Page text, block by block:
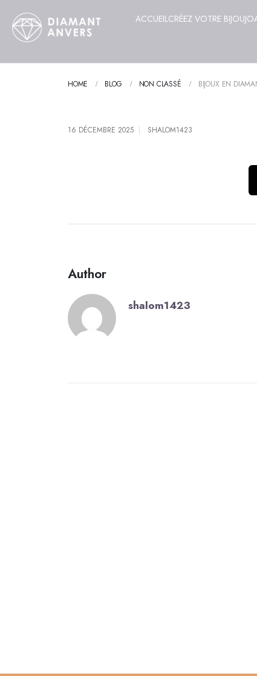
ACCUEILCRÉEZ VOTRE BIJOU
HOME BLOG NON CLASSÉ BIJOUX EN
16 DÉCEMBRE 2025 SHALOM1423
Author
shalom1423